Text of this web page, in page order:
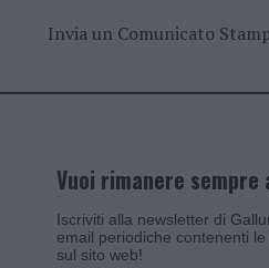
Invia un Comunicato
Vuoi rimanere
Iscriviti alla newsletter di
email periodiche contenenti
sul sito web!